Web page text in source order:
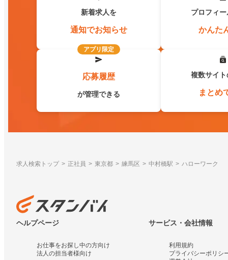
新着求人を
通知でお知らせ
プロフィ
かんた
アプリ限定
応募履歴
が管理できる
複数サイ
まとめ
求人検索トップ 正社員 東京都 練馬区 中村橋駅 ハローワーク
ヘルプページ
お仕事をお探し中の方向け
法人の担当者様向け
サービス・会社情報
利用規約
プライバシーポリシ